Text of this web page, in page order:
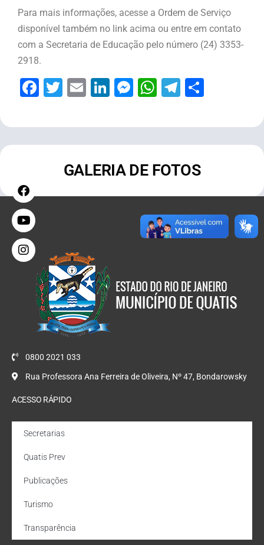
Para mais informações, acesse a Ordem de Serviço
disponível também no link acima ou entre em contato
com a Secretaria de Educação pelo número (24) 3353-
2918.
Facebook
Twitter
EmailLinkedIn
Messenger
WhatsApp
Telegram
GALERIA DE FOTOS
0800 2021 033
Rua Professora Ana Ferreira de Oliveira, Nº 47, Bondarowsky
ACESSO RÁPIDO
Secretarias
Quatis Prev
Publicações
Turismo
Transparência